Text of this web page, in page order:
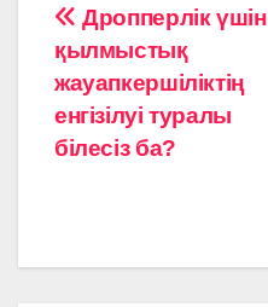
Навигация
по
записям
Дропперлік үшін
қылмыстық
жауапкершіліктің
енгізілуі туралы
білесіз ба?